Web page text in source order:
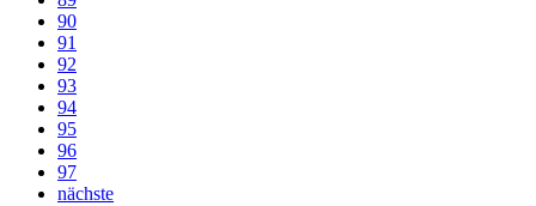
90
91
92
93
94
95
96
97
nächste